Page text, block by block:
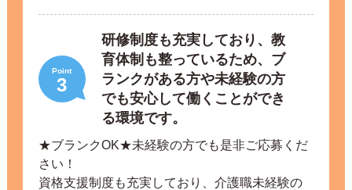
Point
3
研修制度も充実しており、教
育体制も整っているため、ブ
ランクがある方や未経験の方
でも安心して働くことができ
る環境です。
★ブランクOK★未経験の方でも是非ご応募くだ
さい！
資格支援制度も充実しており、介護職未経験の